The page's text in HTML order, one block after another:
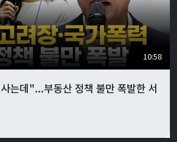
10:58
는데"...부동산 정책 불만 폭발한 서